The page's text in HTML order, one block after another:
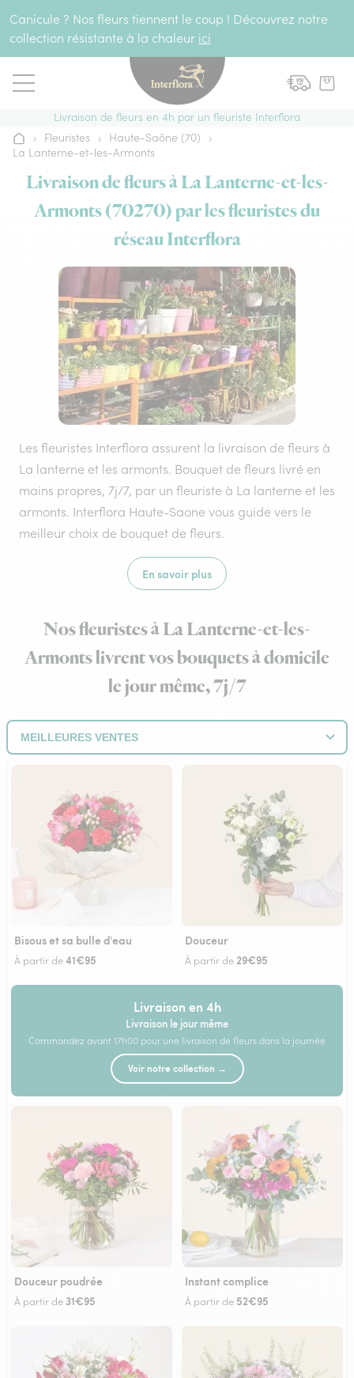
Canicule ? Nos fleurs tiennent le coup ! Découvrez notre
collection résistante à la chaleur ici
Livraison de fleurs en 4h par un fleuriste Interflora
Accueil
› Fleuristes › Haute-Saône (70)
›
La Lanterne-et-les-Armonts
Livraison de fleurs à La Lanterne-et-les-
Armonts (70270) par les fleuristes du
réseau Interflora
Les fleuristes Interflora assurent la livraison de fleurs à
La lanterne et les armonts. Bouquet de fleurs livré en
mains propres, 7j/7, par un fleuriste à La lanterne et les
armonts. Interflora Haute-Saone vous guide vers le
meilleur choix de bouquet de fleurs.
En savoir plus
Nos fleuristes à La Lanterne-et-les-
Armonts livrent vos bouquets à domicile
le jour même, 7j/7
Bisous et sa bulle d'eau
À partir de41€95
Douceur
À partir de 29€95
Livraison en 4h
Livraison le jour même
Commandez avant 17h00 pour une livraison de fleurs dans la journée
Voir notre collection →
Douceur poudrée
À partir de 31€95
Instant complice
À partir de 52€95